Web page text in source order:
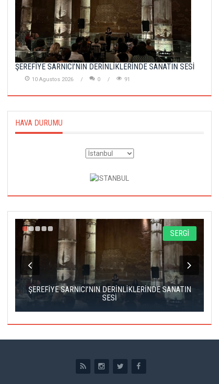
ŞEREFİYE SARNICI’NIN DERİNLİKLERİNDE SANATIN SESİ
10 Agustos 2026 0 91
HAVA DURUMU
SERGİ
ŞEREFİYE SARNICI’NIN DERİNLİKLERİNDE SANATIN
SESİ